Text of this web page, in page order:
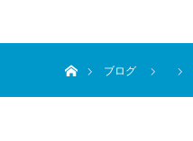
ブログ